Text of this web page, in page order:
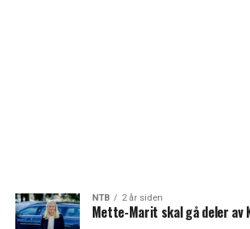
NTB 2 år siden
Mette-Marit skal gå deler av